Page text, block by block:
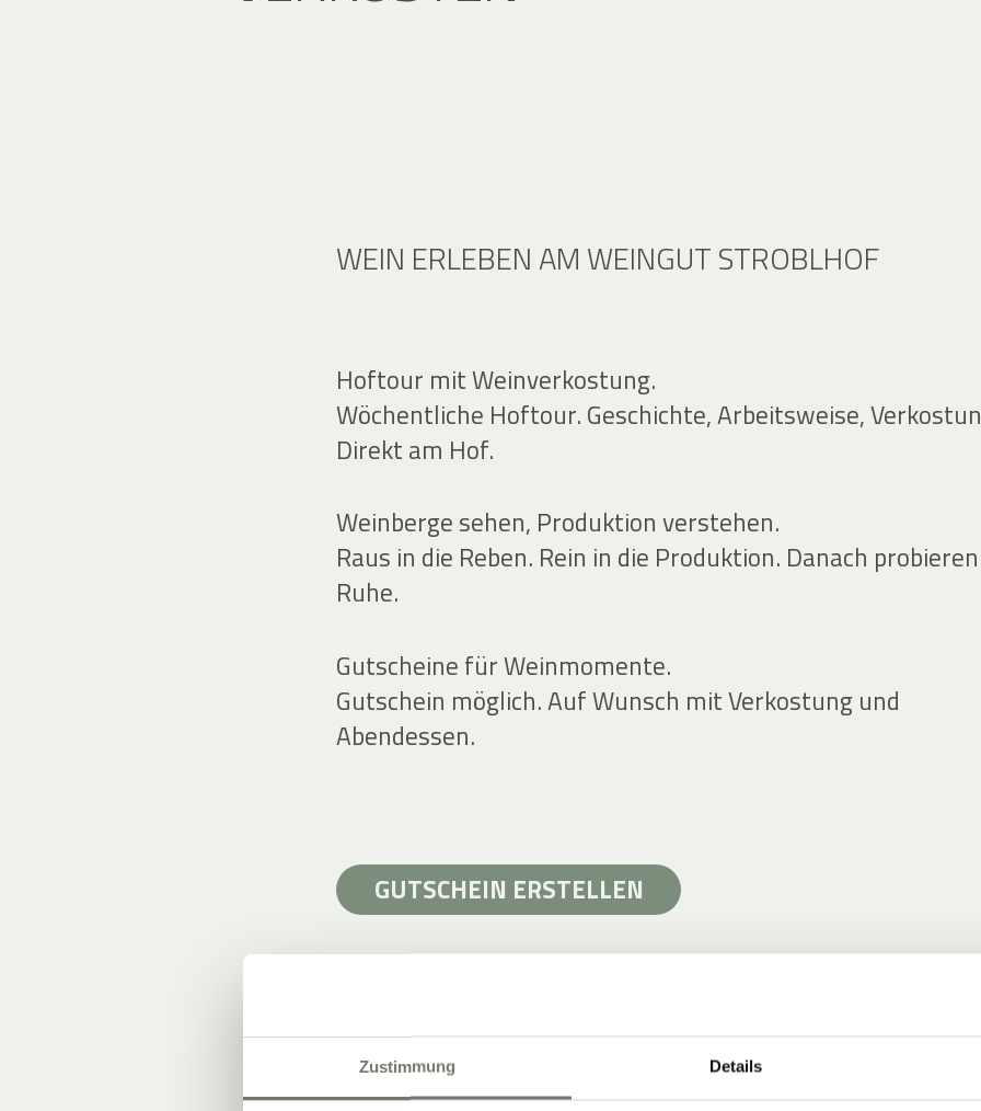
Zustimmung Details
WEIN ERLEBEN AM WEINGUT STROBLHOF
Hoftour mit Weinverkostung.
Wöchentliche Hoftour. Geschichte, Arbeitsweise,
Direkt am Hof.
Weinberge sehen, Produktion verstehen.
Raus in die Reben. Rein in die Produktion. Danach
Ruhe.
Gutscheine für Weinmomente.
Gutschein möglich. Auf Wunsch mit Verkostung und
Abendessen.
GUTSCHEIN ERSTELLEN
WEINBERGE & TERROIR IN SÜDTIROL